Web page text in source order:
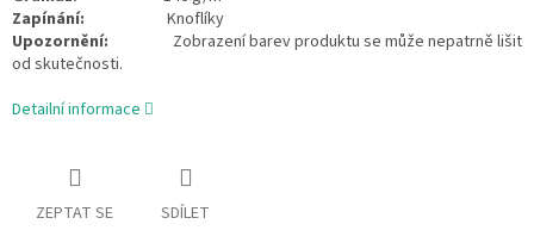
Zapínání:
Knoflíky
Upozornění:
Zobrazení barev produktu se může nepatrně lišit
od skutečnosti.
Detailní informace
ZEPTAT SE SDÍLET